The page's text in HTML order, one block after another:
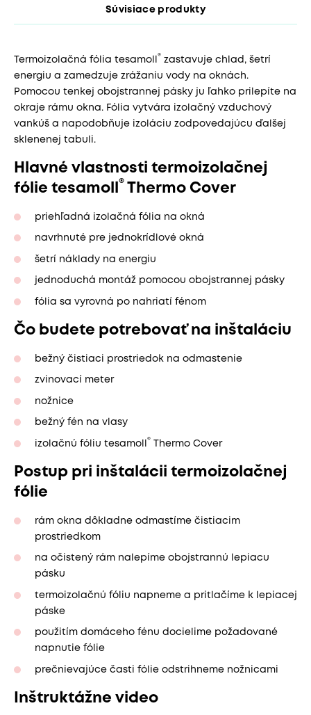
Súvisiace produkty
Termoizolačná fólia tesamoll ® zastavuje chlad, šetrí
energiu a zamedzuje zrážaniu vody na oknách.
Pomocou tenkej obojstrannej pásky ju ľahko prilepíte na
okraje rámu okna. Fólia vytvára izolačný vzduchový
vankúš a napodobňuje izoláciu zodpovedajúcu ďalšej
sklenenej tabuli.
Hlavné vlastnosti termoizolačnej
fólie tesamoll
® Thermo Cover
priehľadná izolačná fólia na okná
navrhnuté pre jednokrídlové okná
šetrí náklady na energiu
jednoduchá montáž pomocou obojstrannej pásky
fólia sa vyrovná po nahriatí fénom
Čo budete potrebovať na inštaláciu
bežný čistiaci prostriedok na odmastenie
zvinovací meter
nožnice
bežný fén na vlasy
izolačnú fóliu tesamoll ® Thermo Cover
Postup pri inštalácii termoizolačnej
fólie
rám okna dôkladne odmastíme čistiacim
prostriedkom
na očistený rám nalepíme obojstrannú lepiacu
pásku
termoizolačnú fóliu napneme a pritlačíme k lepiacej
páske
použitím domáceho fénu docielime požadované
napnutie fólie
prečnievajúce časti fólie odstrihneme nožnicami
Inštruktážne video